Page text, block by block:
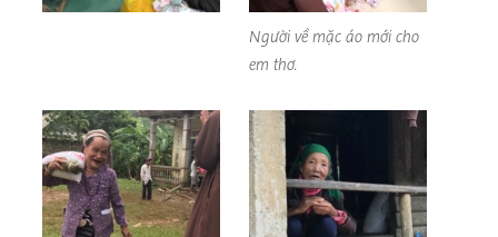
Người về mặc áo mới cho
em thơ.